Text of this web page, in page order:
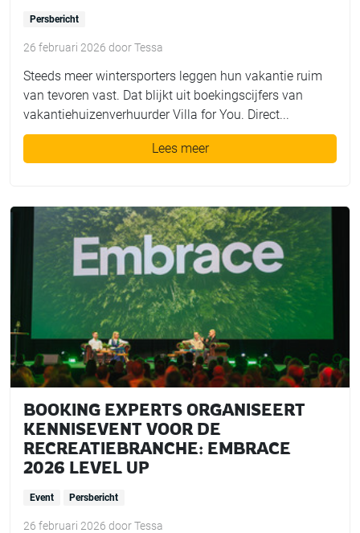
Persbericht
26 februari 2026 doorTessa
Steeds meer wintersporters leggen hun vakantie ruim
van tevoren vast. Dat blijkt uit boekingscijfers van
vakantiehuizenverhuurder Villa for You. Direct...
Lees meer
BOOKING EXPERTS ORGANISEERT
KENNISEVENT VOOR DE
RECREATIEBRANCHE: EMBRACE
2026 LEVEL UP
Event Persbericht
26 februari 2026 doorTessa